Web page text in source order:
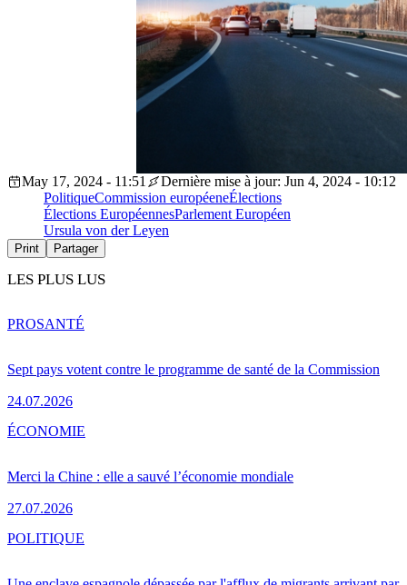
May 17, 2024 - 11:51
Dernière mise à jour: Jun 4, 2024 - 10:12
PolitiqueCommission européeneÉlections
Élections EuropéennesParlement Européen
Ursula von der Leyen
Print Partager
LES PLUS LUS
Sept pays votent contre le programme de santé de la Commission
24.07.2026
PROSANTÉ
Merci la Chine : elle a sauvé l’économie mondiale
27.07.2026
ÉCONOMIE
POLITIQUE